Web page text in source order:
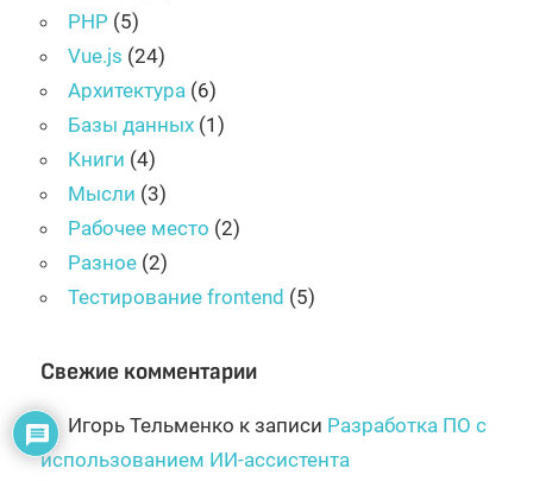
PHP (5)
Vue.js (24)
Архитектура (6)
Базы данных (1)
Книги (4)
Мысли (3)
Рабочее место (2)
Разное (2)
Тестирование frontend (5)
Свежие комментарии
Игорь Тельменко к записи Разработка ПО с
использованием ИИ-ассистента